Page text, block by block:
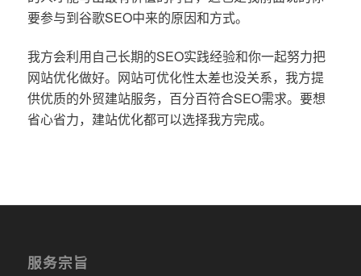
要参与到谷歌SEO中来的原因和方式。
我方会利用自己长期的SEO实践经验和你一起努力把
网站优化做好。网站可优化性太差也没关系，我方提
供优质的外贸建站服务，百分百符合SEO需求。要想
省心省力，建站优化都可以选择我方完成。
服务宗旨